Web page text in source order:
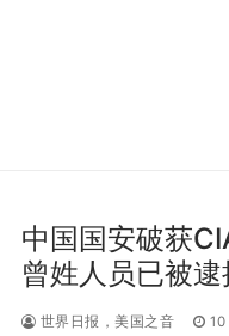
中国国安破获
曾姓人员已被逮
世界日报，美国之音